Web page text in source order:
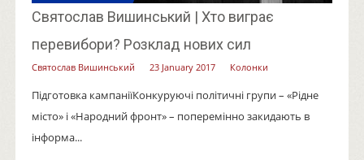
Святослав Вишинський | Хто виграє
перевибори? Розклад нових сил
Святослав Вишинський 23 January 2017 Колонки
Підготовка кампаніїКонкуруючі політичні групи – «Рідне
місто» і «Народний фронт» – поперемінно закидають в
інформа...